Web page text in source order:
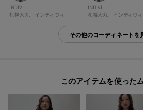
出しの対応は行っておりませんので、製品寸法よ
ん。
※ジーンズ仕上げの場合、製品寸法より－3cmか
※シングル（レディス）仕上げの場合、製品寸法
加工方法は商品よって異なりますので入力画面で
モデル情報：身長170cm B74 W60 H86 着用サイ
INDIVI
札幌大丸 インディヴィ
INDIVI
札幌大丸 インディヴィ
その他のコーディネートを
このアイテムを使った